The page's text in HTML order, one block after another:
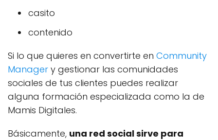
casito
contenido
Si lo que quieres en convertirte en Community
Manager y gestionar las comunidades
sociales de tus clientes puedes realizar
alguna formación especializada como la de
Mamis Digitales.
Básicamente, una red social sirve para